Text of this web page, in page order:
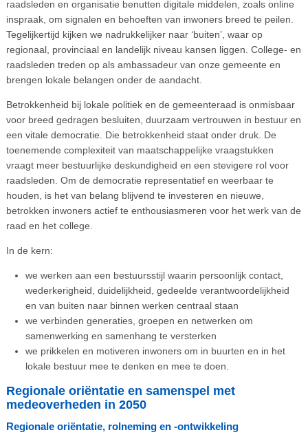
raadsleden en organisatie benutten digitale middelen, zoals online
inspraak, om signalen en behoeften van inwoners breed te peilen.
Tegelijkertijd kijken we nadrukkelijker naar ‘buiten’, waar op
regionaal, provinciaal en landelijk niveau kansen liggen. College- en
raadsleden treden op als ambassadeur van onze gemeente en
brengen lokale belangen onder de aandacht.
Betrokkenheid bij lokale politiek en de gemeenteraad is onmisbaar
voor breed gedragen besluiten, duurzaam vertrouwen in bestuur en
een vitale democratie. Die betrokkenheid staat onder druk. De
toenemende complexiteit van maatschappelijke vraagstukken
vraagt meer bestuurlijke deskundigheid en een stevigere rol voor
raadsleden. Om de democratie representatief en weerbaar te
houden, is het van belang blijvend te investeren en nieuwe,
betrokken inwoners actief te enthousiasmeren voor het werk van de
raad en het college.
In de kern:
we werken aan een bestuursstijl waarin persoonlijk contact,
wederkerigheid, duidelijkheid, gedeelde verantwoordelijkheid
en van buiten naar binnen werken centraal staan
we verbinden generaties, groepen en netwerken om
samenwerking en samenhang te versterken
we prikkelen en motiveren inwoners om in buurten en in het
lokale bestuur mee te denken en mee te doen.
Regionale oriëntatie en samenspel met
medeoverheden in 2050
Regionale oriëntatie, rolneming en -ontwikkeling